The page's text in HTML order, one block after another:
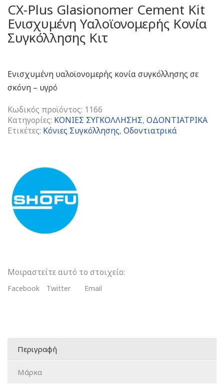
CX-Plus Glasionomer Cement Kit
Ενισχυμένη Υαλοϊονομερής Κονία
Συγκόλλησης Κιτ
Ενισχυμένη υαλοϊονομερής κονία συγκόλλησης σε
σκόνη – υγρό
Κωδικός προϊόντος: 1166
Κατηγορίες: ΚΟΝΙΕΣ ΣΥΓΚΟΛΛΗΣΗΣ, ΟΔΟΝΤΙΑΤΡΙΚΑ
Ετικέτες: Κόνιες Συγκόλλησης, Οδοντιατρικά
Glasionomer
Cement
Kit
Ενισχυμένη
Υαλοϊονομερής
Κονία
Συγκόλλησης
Μοιραστείτε αυτό το στοιχείο:
Facebook Twitter Email
Περιγραφή
Μάρκα